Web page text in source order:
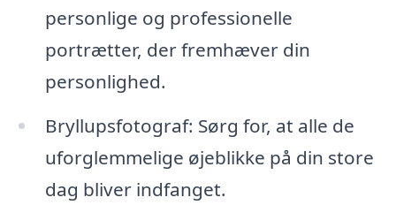
personlige og professionelle
portrætter, der fremhæver din
personlighed.
Bryllupsfotograf: Sørg for, at alle de
uforglemmelige øjeblikke på din store
dag bliver indfanget.